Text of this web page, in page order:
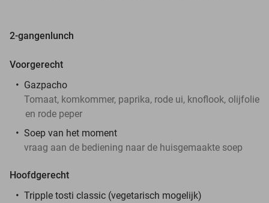
2-gangenlunch
Voorgerecht
Gazpacho
Tomaat, komkommer, paprika, rode ui, knoflook, olijfolie
en rode peper
Soep van het moment
vraag aan de bediening naar de huisgemaakte soep
Hoofdgerecht
Tripple tosti classic (vegetarisch mogelijk)